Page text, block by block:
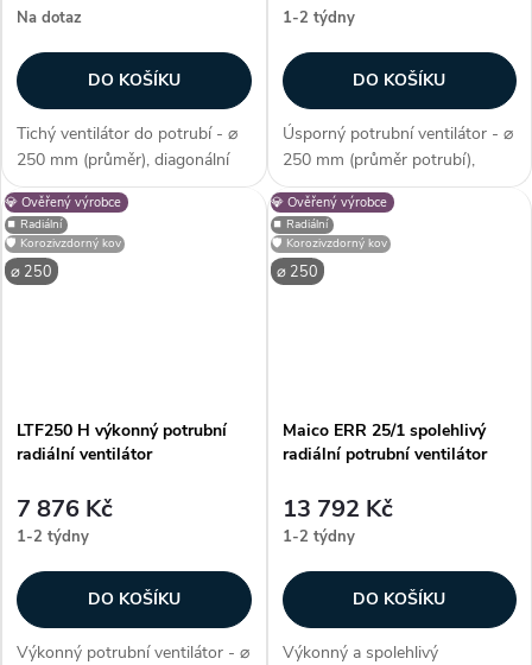
Na dotaz
DO KOŠÍKU
Tichý ventilátor do potrubí - ⌀
250 mm (průměr), diagonální
konstrukce, úsporný EC motor,
příkon 175 W, průtok 1764
m3/h, krytí IP 44, tepelná
ochrana (+ auto reset),
akusticky...
1-2 týdny
DO KOŠÍKU
Úsporný potrubní ventilátor - ⌀
250 mm (průměr potrubí),
radiální konstrukce, kuličková
ložiska, max. průtok 1159
m3/h, příkon 155 W, krytí IP
44, EC motor, plášť z pozink....
💎 Ověřený výrobce
⌀ 250
⏹️ Radiální
🛡️ Korozivzdorný kov
LTF250 H výkonný potrubní
radiální ventilátor
7 876 Kč
1-2 týdny
DO KOŠÍKU
Výkonný potrubní ventilátor - ⌀
💎 Ověřený výrobce
⌀ 250
⏹️ Radiální
🛡️ Korozivzdorný kov
Maico ERR 25/1 spolehlivý
radiální potrubní ventilátor
13 792 Kč
1-2 týdny
DO KOŠÍKU
Výkonný a spolehlivý